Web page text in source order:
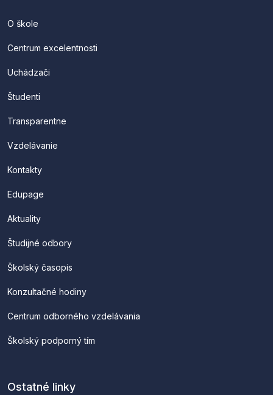
O škole
Centrum excelentnosti
Uchádzači
Študenti
Transparentne
Vzdelávanie
Kontakty
Edupage
Aktuality
Študijné odbory
Školský časopis
Konzultačné hodiny
Centrum odborného vzdelávania
Školský podporný tím
Ostatné linky